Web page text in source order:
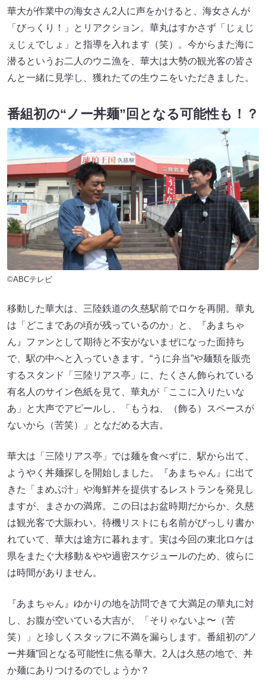
華大が作業中の海女さん2人に声をかけると、海女さんが
「びっくり！」とリアクション。華丸はすかさず「じぇじ
ぇじぇでしょ」と指導を入れます（笑）。今からまた海に
潜るというお二人のウニ漁を、華大は大勢の観光客の皆さ
んと一緒に見学し、獲れたての生ウニをいただきました。
番組初の“ノー丼麺”回となる可能性も！？
©ABCテレビ
移動した華大は、三陸鉄道の久慈駅前でロケを再開。華丸
は「どこまであの頃が残っているのか」と、『あまちゃ
ん』ファンとして期待と不安がないまぜになった面持ち
で、駅の中へと入っていきます。“うに弁当”や麺類を販売
するスタンド「三陸リアス亭」に、たくさん飾られている
有名人のサイン色紙を見て、華丸が「ここに入りたいな
あ」と大声でアピールし、「もうね、（飾る）スペースが
ないから（苦笑）」となだめる大吉。
華大は「三陸リアス亭」では麺を食べずに、駅から出て、
ようやく丼麺探しを開始しました。『あまちゃん』に出て
きた「まめぶ汁」や海鮮丼を提供するレストランを発見し
ますが、まさかの満席。この日はお盆時期だからか、久慈
は観光客で大賑わい。待機リストにも名前がびっしり書か
れていて、華大は途方に暮れます。実は今回の東北ロケは
県をまたぐ大移動＆やや過密スケジュールのため、彼らに
は時間がありません。
『あまちゃん』ゆかりの地を訪問できて大満足の華丸に対
し、お腹が空いている大吉が、「そりゃないよ〜（苦
笑）」と珍しくスタッフに不満を漏らします。番組初の“ノ
ー丼麺”回となる可能性に焦る華大。2人は久慈の地で、丼
か麺にありつけるのでしょうか？